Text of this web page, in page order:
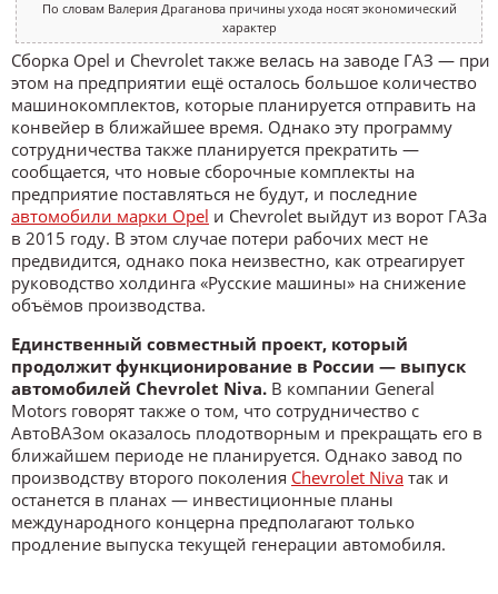
По словам Валерия Драганова причины ухода носят экономический
характер
Сборка Opel и Chevrolet также велась на заводе ГАЗ — при
этом на предприятии ещё осталось большое количество
машинокомплектов, которые планируется отправить на
конвейер в ближайшее время. Однако эту программу
сотрудничества также планируется прекратить —
сообщается, что новые сборочные комплекты на
предприятие поставляться не будут, и последние
автомобили марки Opel и Chevrolet выйдут из ворот ГАЗа
в 2015 году. В этом случае потери рабочих мест не
предвидится, однако пока неизвестно, как отреагирует
руководство холдинга «Русские машины» на снижение
объёмов производства.
Единственный совместный проект, который
продолжит функционирование в России — выпуск
автомобилей Chevrolet Niva. В компании General
Motors говорят также о том, что сотрудничество с
АвтоВАЗом оказалось плодотворным и прекращать его в
ближайшем периоде не планируется. Однако завод по
производству второго поколения Chevrolet Niva так и
останется в планах — инвестиционные планы
международного концерна предполагают только
продление выпуска текущей генерации автомобиля.